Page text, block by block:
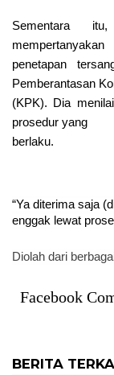
Sementara
mempertanyakan
penetapan
Pemberantasan
(KPK). Dia
prosedur yang
berlaku.
“Ya diterima saja
enggak lewat
Diolah dari
Facebook
BERITA